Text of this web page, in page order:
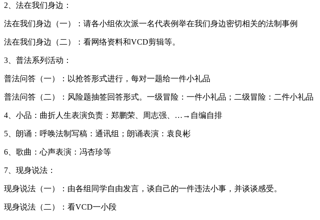
2、法在我们身边：
法在我们身边（一）：请各小组依次派一名代表例举在我们身边密切相关的法制事例
法在我们身边（二）：看网络资料和VCD剪辑等。
3、普法系列活动：
普法问答（一）：以抢答形式进行，每对一题给一件小礼品
普法问答（二）：风险题抽签回答形式。一级冒险：一件小礼品；二级冒险：二件小礼品
4、小品：曲折人生表演负责：郑鹏荣、周志强、…→自编自排
5、朗诵：呼唤法制写稿：通讯组；朗诵表演：袁良彬
6、歌曲：心声表演：冯杏珍等
7、现身说法：
现身说法（一）：由各组同学自由发言，谈自己的一件违法小事，并谈谈感受。
现身说法（二）：看VCD一小段